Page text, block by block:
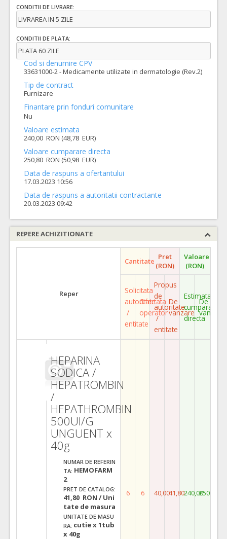
CONDITII DE LIVRARE:
LIVRAREA IN 5 ZILE
CONDITII DE PLATA:
PLATA 60 ZILE
Cod si denumire CPV
33631000-2 - Medicamente utilizate in dermatologie (Rev.2)
Tip de contract
Furnizare
Finantare prin fonduri comunitare
Nu
Valoare estimata
240,00 RON (48,78 EUR)
Valoare cumparare directa
250,80 RON (50,98 EUR)
Data de raspuns a ofertantului
17.03.2023 10:56
Data de raspuns a autoritatii contractante
20.03.2023 09:42
REPERE ACHIZITIONATE
Reper
Cantitate Pret
(RON)
Valoare
(RON)
Solicitata
autoritate
/
entitate
Ofertata
operator
Propus
de
autoritate
/
entitate
De
vanzare
Estimata
cumparare
directa
De
vanzare
HEPARINA
SODICA /
HEPATROMBIN
/
HEPATHROMBIN
500UI/G
UNGUENT x
40g
NUMAR DE REFERIN
TA: HEMOFARM
2
PRET DE CATALOG:
41,80 RON / Uni
tate de masura
UNITATE DE MASU
RA: cutie x 1tub
x 40g
6 6 40,0041,80240,00250,80